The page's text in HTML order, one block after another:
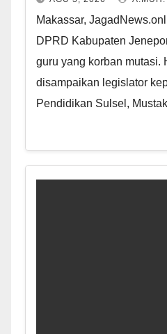
Makassar,
DPRD Kabupaten
guru yang korban mutasi.
disampaikan legislator
Pendidikan Sulsel,